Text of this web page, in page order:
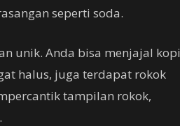
seperti soda.
unik. Anda bisa menjajal kopi
halus, juga terdapat rokok
tampilan rokok,